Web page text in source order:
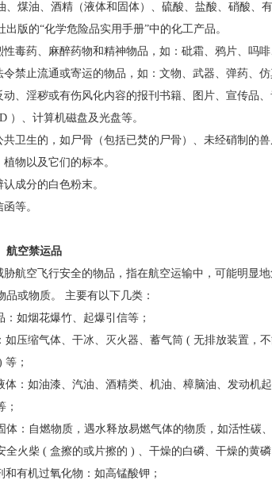
、煤油、酒精（液体和固体）、硫酸、盐酸、硝酸、
出版的“化学危险品实用手册”中的化工产品。
性毒药、麻醉药物和精神物品，如：砒霜、鸦片、吗啡
令禁止流通或寄运的物品，如：文物、武器、弹药、仿
动、淫秽或有伤风化内容的报刊书籍、图片、宣传品、
）、计算机磁盘及光盘等。
共卫生的，如尸骨（包括已焚的尸骨）、未经硝制的兽
植物以及它们的标本。
成分的白色粉末。
等。
航空禁运品
胁航空飞行安全的物品，指在航空运输中，可能明显
品或物质。 主要有以下几类：
：如烟花爆竹、起爆引信等；
如压缩气体、干冰、灭火器、蓄气筒 ( 无排放装置，
；
体：如油漆、汽油、酒精类、机油、樟脑油、发动机
；
体：自燃物质，遇水释放易燃气体的物质，如活性碳
全火柴 ( 盒擦的或片擦的 ) 、干燥的白磷、干燥的黄磷
和有机过氧化物：如高锰酸钾；